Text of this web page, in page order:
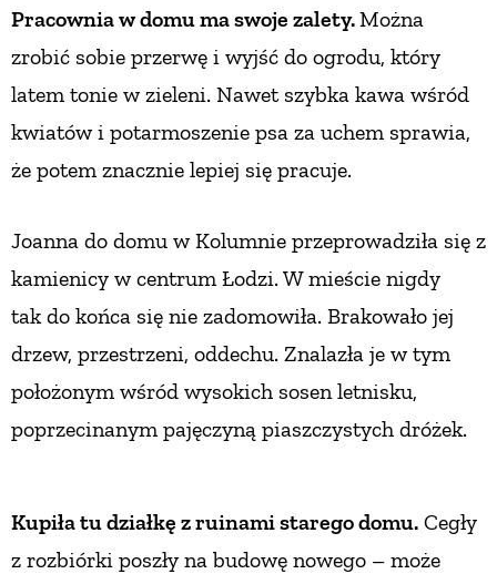
Pracownia w domu ma swoje zalety.Można
zrobić sobie przerwę i wyjść do ogrodu, który
latem tonie w zieleni. Nawet szybka kawa wśród
kwiatów i potarmoszenie psa za uchem sprawia,
że potem znacznie lepiej się pracuje.
Joanna do domu w Kolumnie przeprowadziła się z
kamienicy w centrum Łodzi. W mieście nigdy
tak do końca się nie zadomowiła. Brakowało jej
drzew, przestrzeni, oddechu. Znalazła je w tym
położonym wśród wysokich sosen letnisku,
poprzecinanym pajęczyną piaszczystych dróżek.
Kupiła tu działkę z ruinami starego domu. Cegły
z rozbiórki poszły na budowę nowego – może
INNE